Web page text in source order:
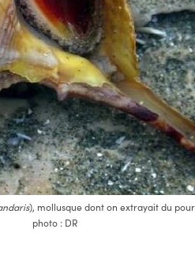
), mollusque dont on extrayait du
photo : DR